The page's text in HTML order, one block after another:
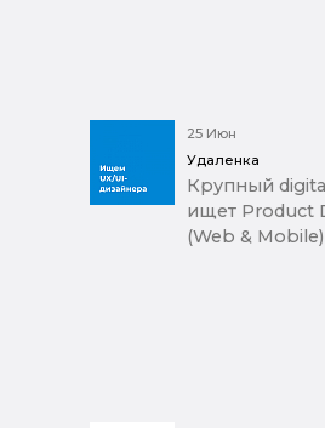
25 Июн
Удаленка
Крупный
ищет Product
(Web & Mobile)